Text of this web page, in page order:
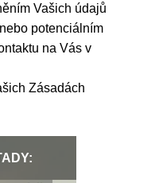
Vašich údajů
potenciálním
na Vás v
Zásadách